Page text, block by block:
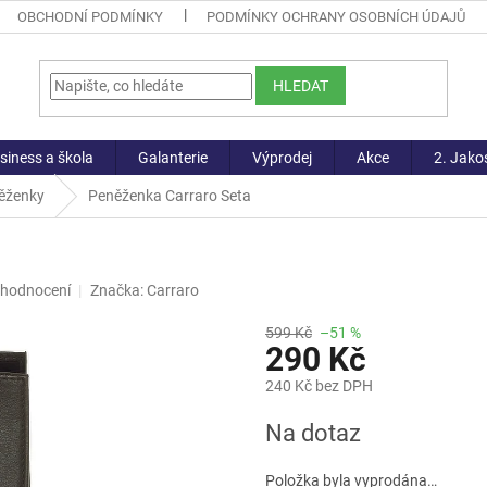
OBCHODNÍ PODMÍNKY PODMÍNKY OCHRANY OSOBNÍCH ÚDAJŮ
HLEDAT
a škola Galanterie Výprodej Akce 2.
Peněženka Carraro Seta
Značka:Carraro
599 Kč –51 %
290 Kč
240 Kč bez DPH
cena:
Na dotaz
Položka byla vyprodána…